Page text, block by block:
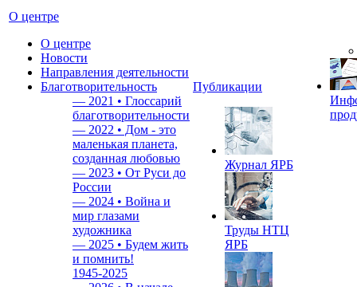
О центре
О центре
Новости
Направления деятельности
Благотворительность
— 2021 • Глоссарий
благотворительности
— 2022 • Дом - это
маленькая планета,
созданная любовью
— 2023 • От Руси до
России
— 2024 • Война и
мир глазами
художника
— 2025 • Будем жить
и помнить!
1945-2025
Публикации
Журнал ЯРБ
Труды НТЦ
ЯРБ